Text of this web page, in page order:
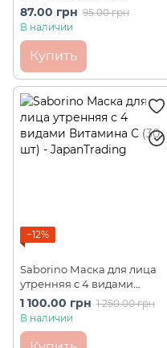
увлажнения кожи лица с
пантенолом Panthenol
87.00 грн 95.00 грн
В наличии
Купить
−12%
Saborino Маска для лица
утренняя с 4 видами
Витамина С (30 шт)
1 100.00 грн 1 250.00 грн
В наличии